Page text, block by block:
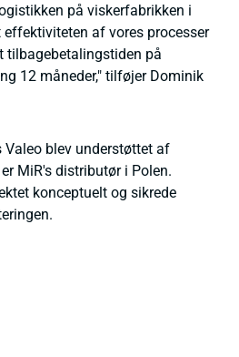
på viskerfabrikken i
af vores processer
tilbagebetalingstiden på
12 måneder," tilføjer Dominik
Valeo blev understøttet af
MiR's distributør i Polen.
konceptuelt og sikrede